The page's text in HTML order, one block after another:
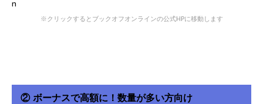
※クリックするとブックオフオンラインの公式HPに移動します
② ボーナスで高額に！数量が多い方向け